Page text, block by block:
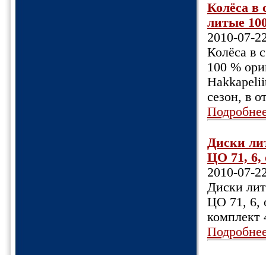
Колёса в
литые
2010-07-
Колёса в
100 %
сезон, в
Диски
ЦО 71, 6,
2010-07-
Диски
ЦО 71, 6,
комплект